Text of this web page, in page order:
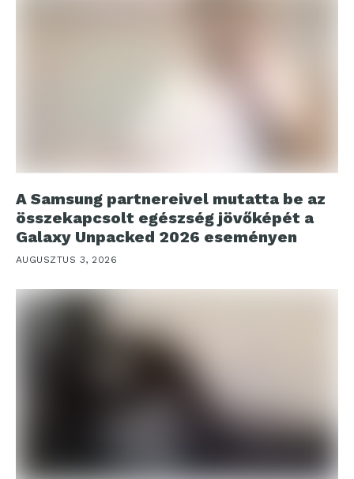
A Samsung partnereivel mutatta be az
összekapcsolt egészség jövőképét a
Galaxy Unpacked 2026 eseményen
AUGUSZTUS 3, 2026